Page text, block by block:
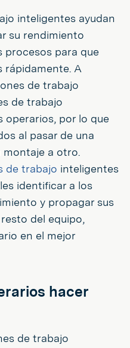
inteligentes ayudan
su rendimiento
procesos para que
rápidamente. A
de trabajo
de trabajo
operarios, por lo que
al pasar de una
a otro.
de trabajo inteligentes
identificar a los
y propagar sus
del equipo,
en el mejor
hacer
de trabajo